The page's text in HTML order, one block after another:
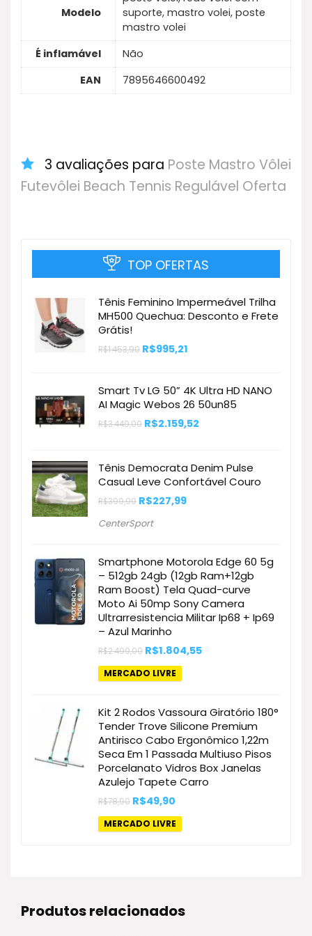
Modelo
suporte, mastro volei, poste
mastro volei
É inflamável
Não
EAN
7895646600492
3 avaliações para Poste Mastro Vôlei
Futevôlei Beach Tennis Regulável Oferta
TOP OFERTAS
Tênis Feminino Impermeável Trilha
MH500 Quechua: Desconto e Frete
Grátis!
R$1.453,90 O
R$1.453,90.
R$995,21
R$995,21.
Smart Tv LG 50” 4K Ultra HD NANO
AI Magic Webos 26 50un85
R$3.449,00 O
R$3.449,00.
R$2.159,52
R$2.159,52.
Tênis Democrata Denim Pulse
Casual Leve Confortável Couro
R$399,99 O
original
R$227,99O
CenterSport
Smartphone Motorola Edge 60 5g
– 512gb 24gb (12gb Ram+12gb
Ram Boost) Tela Quad-curve
Moto Ai 50mp Sony Camera
Ultrarresistencia Militar Ip68 + Ip69
– Azul Marinho
R$2.499,00 O
original
era:
R$1.804,55O
MERCADO LIVRE
Kit 2 Rodos Vassoura Giratório 180°
Tender Trove Silicone Premium
Antirisco Cabo Ergonômico 1,22m
Seca Em 1 Passada Multiuso Pisos
Porcelanato Vidros Box Janelas
Azulejo Tapete Carro
R$78,90 O
original
era:
R$49,90
atual
é:
MERCADO LIVRE
Produtos relacionados